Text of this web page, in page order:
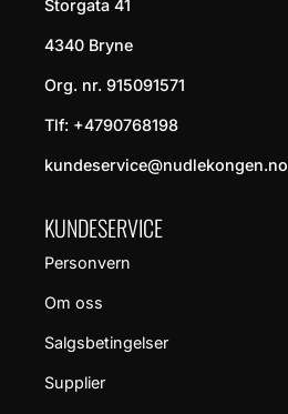
Storgata 41
4340 Bryne
Org. nr. 915091571
Tlf: +4790768198
kundeservice@nudlekongen.no
KUNDESERVICE
Personvern
Om oss
Salgsbetingelser
Supplier